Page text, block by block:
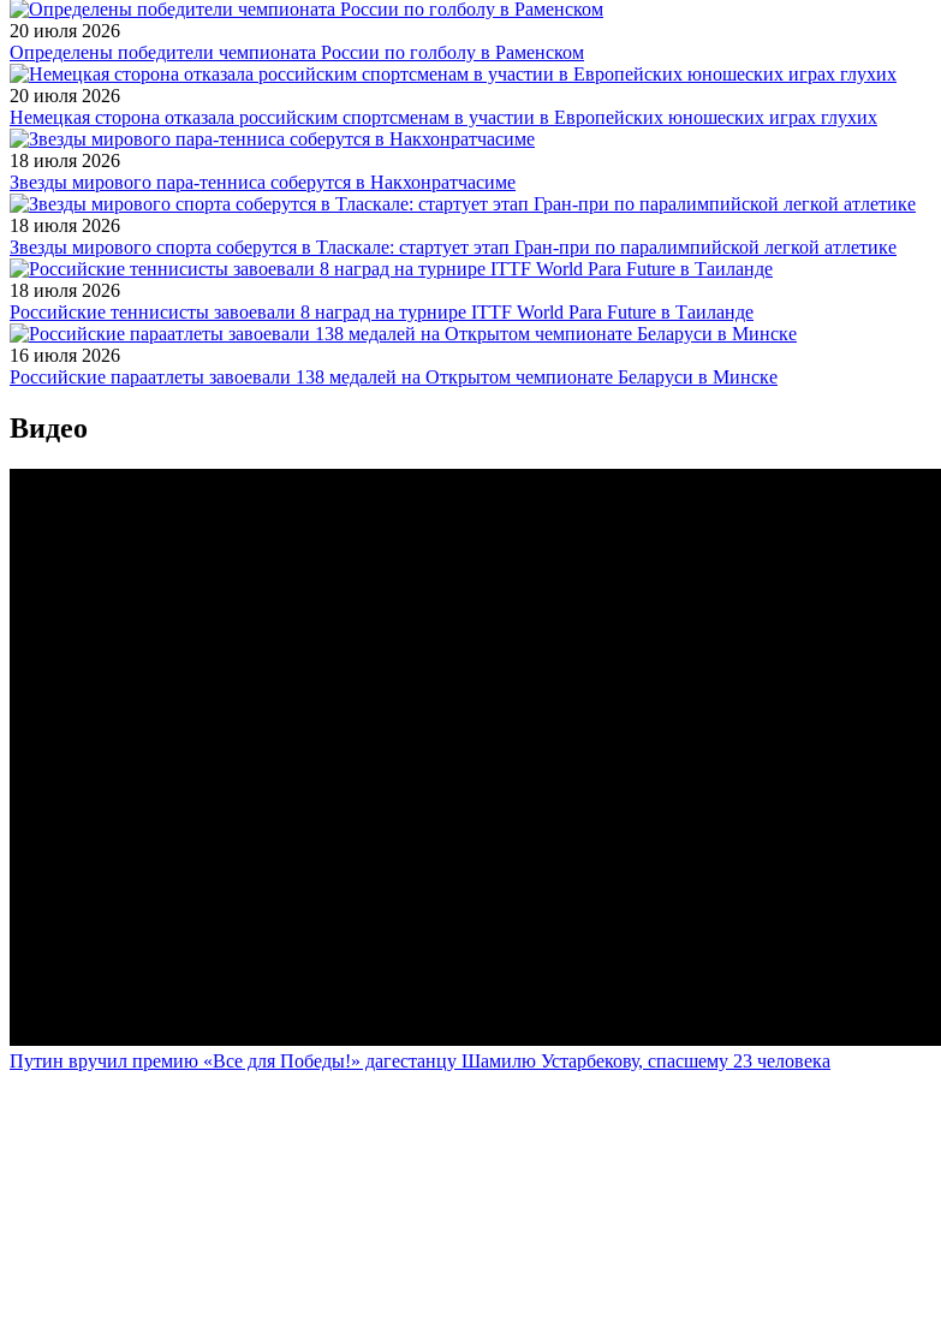
20 июля 2026
Определены победители чемпионата России по голболу в Раменском
20 июля 2026
Немецкая сторона отказала российским спортсменам в участии в Европейских юношеских играх глухих
18 июля 2026
Звезды мирового пара-тенниса соберутся в Накхонратчасиме
18 июля 2026
Звезды мирового спорта соберутся в Тласкале: стартует этап Гран-при по паралимпийской легкой атлетике
18 июля 2026
Российские теннисисты завоевали 8 наград на турнире ITTF World Para Future в Таиланде
16 июля 2026
Российские параатлеты завоевали 138 медалей на Открытом чемпионате Беларуси в Минске
Видео
Путин вручил премию «Все для Победы!» дагестанцу Шамилю Устарбекову, спасшему 23 человека